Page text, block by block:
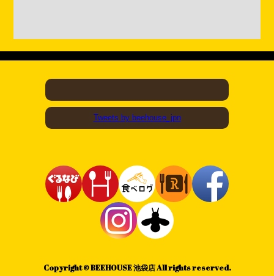
Tweets by beehouse_jpn
Copyright © BEEHOUSE 池袋店 All rights reserved.